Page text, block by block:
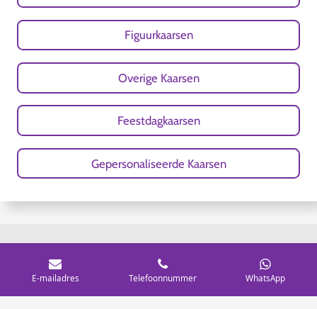
Figuurkaarsen
Overige Kaarsen
Feestdagkaarsen
Gepersonaliseerde Kaarsen
© 2020 - 2026 Nubiti Handgemaakte Kaarsen
Powered byJouwWeb
E-mailadres Telefoonnummer WhatsApp